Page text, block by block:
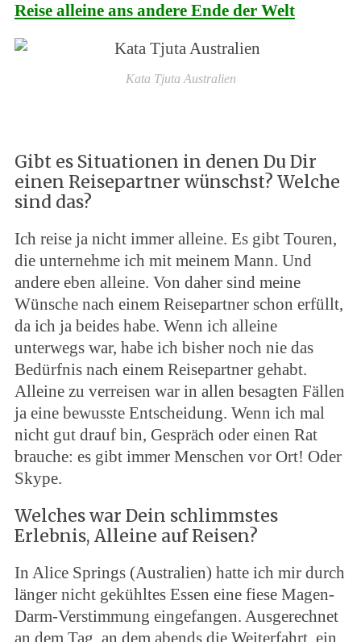
Reise alleine ans andere Ende der Welt
Kata Tjuta Australien
Gibt es Situationen in denen Du Dir
einen Reisepartner wünschst? Welche
sind das?
Ich reise ja nicht immer alleine. Es gibt Touren,
die unternehme ich mit meinem Mann. Und
andere eben alleine. Von daher sind meine
Wünsche nach einem Reisepartner schon erfüllt,
da ich ja beides habe. Wenn ich alleine
unterwegs war, habe ich bisher noch nie das
Bedürfnis nach einem Reisepartner gehabt.
Alleine zu verreisen war in allen besagten Fällen
ja eine bewusste Entscheidung. Wenn ich mal
nicht gut drauf bin, Gespräch oder einen Rat
brauche: es gibt immer Menschen vor Ort! Oder
Skype.
Welches war Dein schlimmstes
Erlebnis, Alleine auf Reisen?
In Alice Springs (Australien) hatte ich mir durch
länger nicht gekühltes Essen eine fiese Magen-
Darm-Verstimmung eingefangen. Ausgerechnet
an dem Tag, an dem abends die Weiterfahrt, ein